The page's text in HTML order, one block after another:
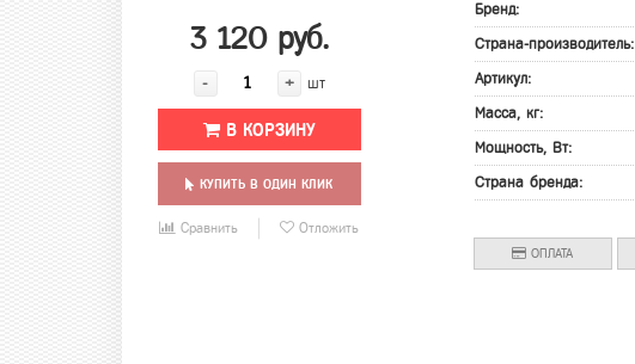
3 120 руб.
- + шт
В КОРЗИНУ
КУПИТЬ В ОДИН КЛИК
Сравнить Отложить
Бренд:
Страна-производитель:
Артикул:
Масса, кг:
Мощность, Вт:
Страна бренда:
ОПЛАТА